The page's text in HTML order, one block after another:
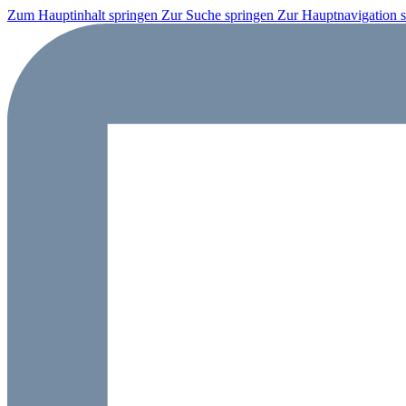
Zum Hauptinhalt springen Zur Suche springen Zur Hauptnavigation